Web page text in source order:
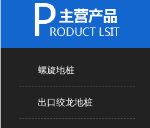
螺旋地桩
出口绞龙地桩